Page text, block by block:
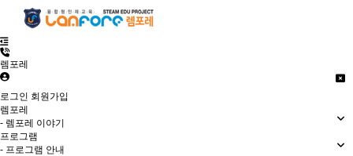
렘포레
로그인 회원가입
렘포레
- 렘포레 이야기
프로그램
- 프로그램 안내